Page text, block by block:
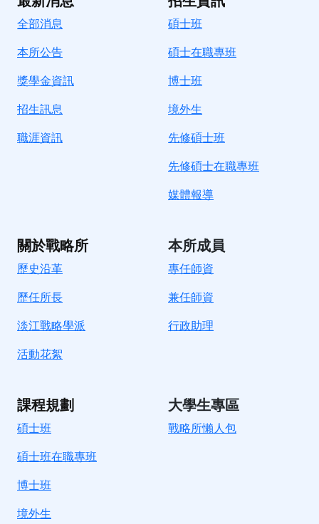
全部消息
本所公告
獎學金資訊
招生訊息
職涯資訊
碩士班
碩士在職專班
博士班
境外生
先修碩士班
先修碩士在職專班
媒體報導
關於戰略所
歷史沿革
歷任所長
淡江戰略學派
活動花絮
本所成員
專任師資
兼任師資
行政助理
課程規劃
碩士班
碩士班在職專班
博士班
境外生
大學生專區
戰略所懶人包